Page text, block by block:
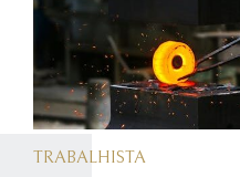
TRABALHISTA